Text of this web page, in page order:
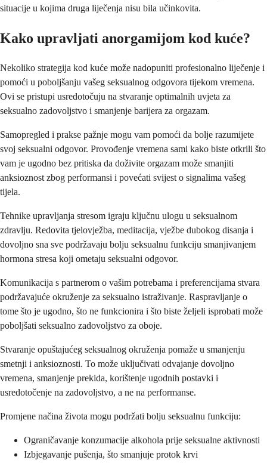
situacije u kojima druga liječenja nisu bila učinkovita.
Kako upravljati anorgamijom kod kuće?
Nekoliko strategija kod kuće može nadopuniti profesionalno liječenje i
pomoći u poboljšanju vašeg seksualnog odgovora tijekom vremena.
Ovi se pristupi usredotočuju na stvaranje optimalnih uvjeta za
seksualno zadovoljstvo i smanjenje barijera za orgazam.
Samopregled i prakse pažnje mogu vam pomoći da bolje razumijete
svoj seksualni odgovor. Provođenje vremena sami kako biste otkrili što
vam je ugodno bez pritiska da doživite orgazam može smanjiti
anksioznost zbog performansi i povećati svijest o signalima vašeg
tijela.
Tehnike upravljanja stresom igraju ključnu ulogu u seksualnom
zdravlju. Redovita tjelovježba, meditacija, vježbe dubokog disanja i
dovoljno sna sve podržavaju bolju seksualnu funkciju smanjivanjem
hormona stresa koji ometaju seksualni odgovor.
Komunikacija s partnerom o vašim potrebama i preferencijama stvara
podržavajuće okruženje za seksualno istraživanje. Raspravljanje o
tome što je ugodno, što ne funkcionira i što biste željeli isprobati može
poboljšati seksualno zadovoljstvo za oboje.
Stvaranje opuštajućeg seksualnog okruženja pomaže u smanjenju
smetnji i anksioznosti. To može uključivati odvajanje dovoljno
vremena, smanjenje prekida, korištenje ugodnih postavki i
usredotočenje na zadovoljstvo, a ne na performanse.
Promjene načina života mogu podržati bolju seksualnu funkciju:
Ograničavanje konzumacije alkohola prije seksualne aktivnosti
Izbjegavanje pušenja, što smanjuje protok krvi